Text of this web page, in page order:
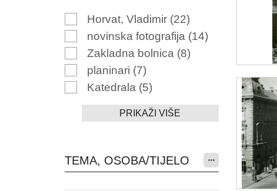
Horvat, Vladimir (22)
novinska fotografija (14)
Zakladna bolnica (8)
planinari (7)
Katedrala (5)
PRIKAŽI VIŠE
TEMA, OSOBA/TIJELO